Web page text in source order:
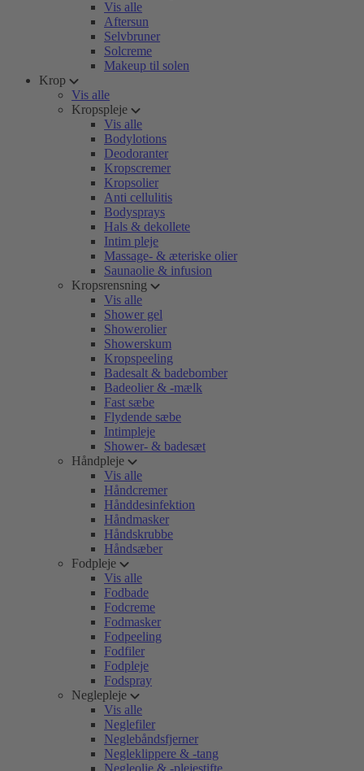
Vis alle
Aftersun
Selvbruner
Solcreme
Makeup til solen
Krop
Vis alle
Kropspleje
Vis alle
Bodylotions
Deodoranter
Kropscremer
Kropsolier
Anti cellulitis
Bodysprays
Hals & dekollete
Intim pleje
Massage- & æteriske olier
Saunaolie & infusion
Kropsrensning
Vis alle
Shower gel
Showerolier
Showerskum
Kropspeeling
Badesalt & badebomber
Badeolier & -mælk
Fast sæbe
Flydende sæbe
Intimpleje
Shower- & badesæt
Håndpleje
Vis alle
Håndcremer
Hånddesinfektion
Håndmasker
Håndskrubbe
Håndsæber
Fodpleje
Vis alle
Fodbade
Fodcreme
Fodmasker
Fodpeeling
Fodfiler
Fodpleje
Fodspray
Neglepleje
Vis alle
Neglefiler
Neglebåndsfjerner
Negleklippere & -tang
Negleolie & -plejestifte